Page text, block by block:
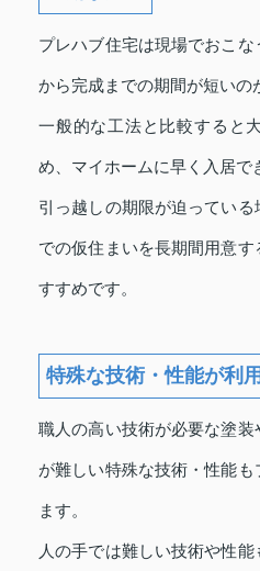
プレハブ住宅は現場でおこ
から完成までの期間が短いの
一般的な工法と比較すると
め、マイホームに早く入居で
引っ越しの期限が迫ってい
での仮住まいを長期間用意
すすめです。
特殊な技術・性能が利
職人の高い技術が必要な塗
が難しい特殊な技術・性能
ます。
人の手では難しい技術や性